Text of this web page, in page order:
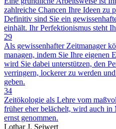
zahlreiche Chancen Ihre Ideen zu
Definitiv sind Sie ein
einhält. Ihr Perfektionismus steht
29
Als gewissenhafter Zeitmanager
managen, indem Sie Ihre eigenen
wird Sie dabei unterstützen, den
verringern, lockerer zu werden
geben.
34
Zeitökologie als Lehre vom
früher eher belächelt, wird auch
ernst genommen.
Lothar J. Seiwert